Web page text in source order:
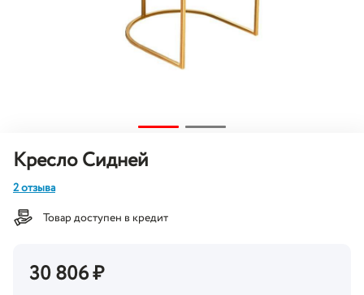
Кресло Сидней
2 отзыва
Товар доступен в кредит
30 806₽